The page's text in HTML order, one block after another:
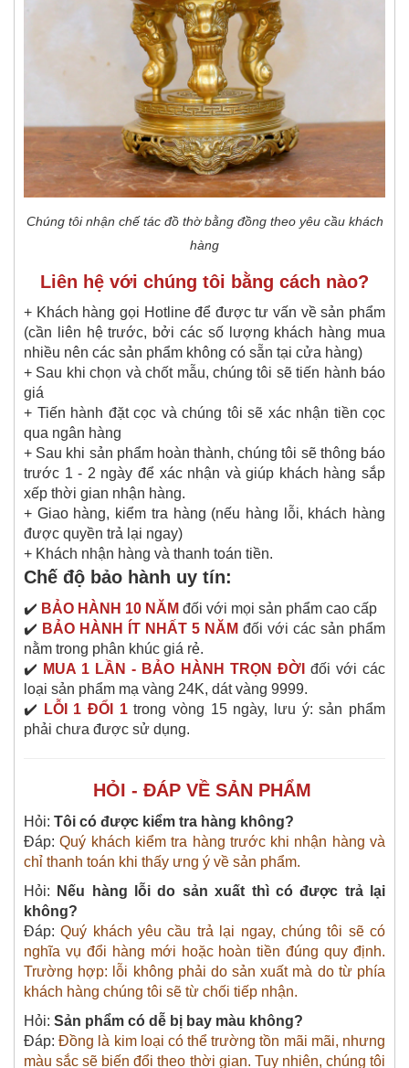
Chúng tôi nhận chế tác đồ thờ bằng đồng theo yêu cầu khách
hàng
Liên hệ với chúng tôi bằng cách nào?
+ Khách hàng gọi Hotline để được tư vấn về sản phẩm
(cần liên hệ trước, bởi các số lượng khách hàng mua
nhiều nên các sản phẩm không có sẵn tại cửa hàng)
+ Sau khi chọn và chốt mẫu, chúng tôi sẽ tiến hành báo
giá
+ Tiến hành đặt cọc và chúng tôi sẽ xác nhận tiền cọc
qua ngân hàng
+ Sau khi sản phẩm hoàn thành, chúng tôi sẽ thông báo
trước 1 - 2 ngày để xác nhận và giúp khách hàng sắp
xếp thời gian nhận hàng.
+ Giao hàng, kiểm tra hàng (nếu hàng lỗi, khách hàng
được quyền trả lại ngay)
+ Khách nhận hàng và thanh toán tiền.
Chế độ bảo hành uy tín:
✔️ BẢO HÀNH 10 NĂM đối với mọi sản phẩm cao cấp
✔️ BẢO HÀNH ÍT NHẤT 5 NĂM đối với các sản phẩm
nằm trong phân khúc giá rẻ.
✔️ MUA 1 LẦN - BẢO HÀNH TRỌN ĐỜI đối với các
loại sản phẩm mạ vàng 24K, dát vàng 9999.
✔️ LỖI 1 ĐỔI 1trong vòng 15 ngày, lưu ý: sản phẩm
phải chưa được sử dụng.
HỎI - ĐÁP VỀ SẢN PHẨM
Hỏi: Tôi có được kiểm tra hàng không?
Đáp:Quý khách kiểm tra hàng trước khi nhận hàng và
chỉ thanh toán khi thấy ưng ý về sản phẩm.
Hỏi: Nếu hàng lỗi do sản xuất thì có được trả lại
không?
Đáp:Quý khách yêu cầu trả lại ngay, chúng tôi sẽ có
nghĩa vụ đổi hàng mới hoặc hoàn tiền đúng quy định.
Trường hợp: lỗi không phải do sản xuất mà do từ phía
khách hàng chúng tôi sẽ từ chối tiếp nhận.
Hỏi: Sản phẩm có dễ bị bay màu không?
Đáp:Đồng là kim loại có thể trường tồn mãi mãi, nhưng
màu sắc sẽ biến đổi theo thời gian. Tuy nhiên, chúng tôi